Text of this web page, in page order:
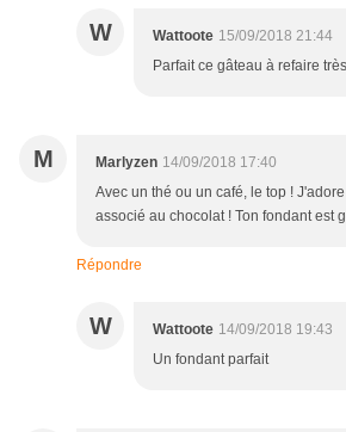
W Wattoote 15/09/2018 21:44
Parfait ce gâteau à refaire
M Marlyzen 14/09/2018 17:40
Avec un thé ou un café, le top !
associé au chocolat ! Ton fondant est
Répondre
W Wattoote 14/09/2018 19:43
Un fondant parfait